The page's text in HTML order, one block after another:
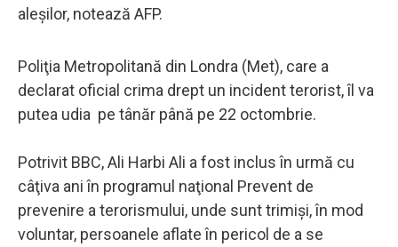
aleşilor, notează AFP.
Poliţia Metropolitană din Londra (Met), care a
declarat oficial crima drept un incident terorist, îl va
putea udia pe tânăr până pe 22 octombrie.
Potrivit BBC, Ali Harbi Ali a fost inclus în urmă cu
câţiva ani în programul naţional Prevent de
prevenire a terorismului, unde sunt trimişi, în mod
voluntar, persoanele aflate în pericol de a se